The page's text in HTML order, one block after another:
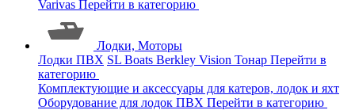
Varivas Перейти в категорию
Лодки, Моторы
Лодки ПВХ SL Boats Berkley Vision Тонар Перейти в
категорию
Комплектующие и аксессуары для катеров, лодок и яхт
Оборудование для лодок ПВХ Перейти в категорию